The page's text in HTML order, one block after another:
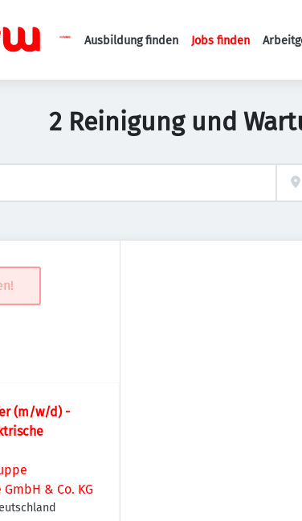
Ausbildung finden Jobs finden
2 Reinigung und
(m/w/d) -
& Co. KG